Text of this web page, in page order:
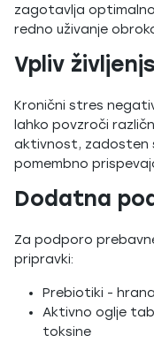
zagotavlja
redno uživanje
Vpliv
Kronični stres
lahko povzroči
aktivnost, zadosten
pomembno
Dodatna
Za podporo
pripravki:
Prebiotiki -
Aktivno oglje
toksine